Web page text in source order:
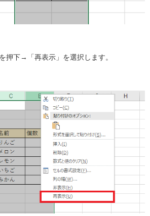
押下→「再表示」を選択します。